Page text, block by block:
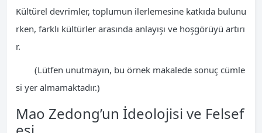
Kültürel devrimler, toplumun ilerlemesine katkıda bulunu
rken, farklı kültürler arasında anlayışı ve hoşgörüyü artırı
r.
(Lütfen unutmayın, bu örnek makalede sonuç cümle
si yer almamaktadır.)
Mao Zedong’un İdeolojisi ve Felsef